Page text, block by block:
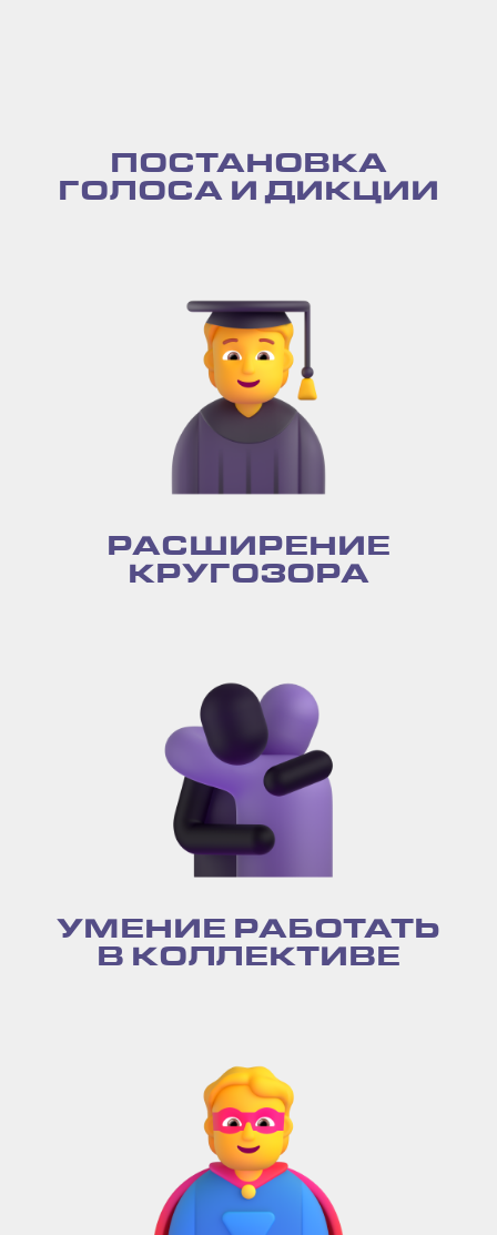
ПОСТАНОВКА
ГОЛОСА И ДИКЦИИ
РАСШИРЕНИЕ
КРУГОЗОРА
УМЕНИЕ РАБОТАТЬ
В КОЛЛЕКТИВЕ